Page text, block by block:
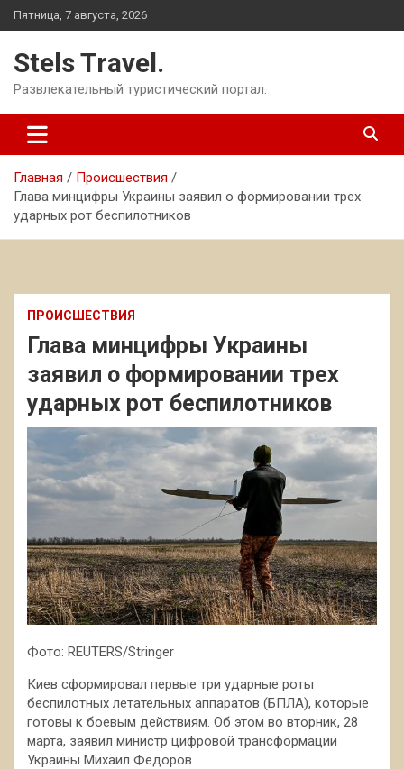
Перейти
к
Пятница, 7 августа, 2026
Stels Travel.
Развлекательный туристический портал.
Главная
Происшествия
Глава минцифры Украины заявил о формировании трех
ударных рот беспилотников
ПРОИСШЕСТВИЯ
Глава минцифры Украины
заявил о формировании трех
ударных рот беспилотников
Фото: REUTERS/Stringer
Киев сформировал первые три ударные роты
беспилотных летательных аппаратов (БПЛА), которые
готовы к боевым действиям. Об этом во вторник, 28
марта, заявил министр цифровой трансформации
Украины Михаил Федоров.